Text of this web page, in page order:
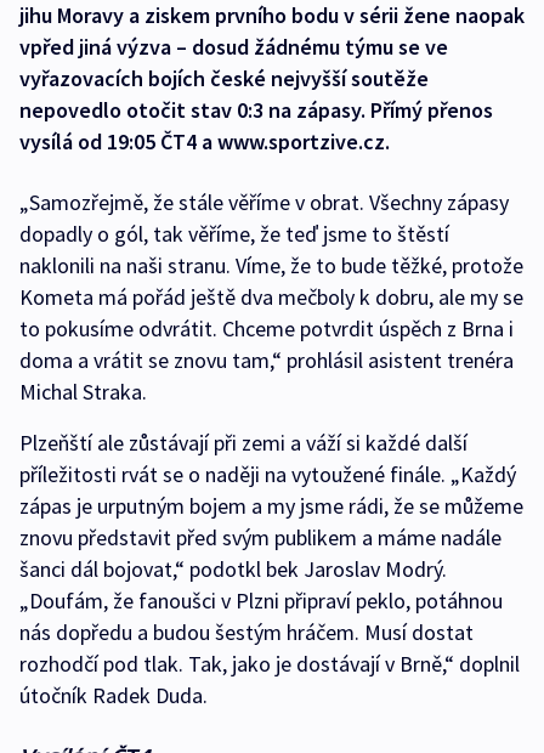
jihu Moravy a ziskem prvního bodu v sérii žene naopak
vpřed jiná výzva – dosud žádnému týmu se ve
vyřazovacích bojích české nejvyšší soutěže
nepovedlo otočit stav 0:3 na zápasy. Přímý přenos
vysílá od 19:05 ČT4 a www.sportzive.cz.
„Samozřejmě, že stále věříme v obrat. Všechny zápasy
dopadly o gól, tak věříme, že teď jsme to štěstí
naklonili na naši stranu. Víme, že to bude těžké, protože
Kometa má pořád ještě dva mečboly k dobru, ale my se
to pokusíme odvrátit. Chceme potvrdit úspěch z Brna i
doma a vrátit se znovu tam,“ prohlásil asistent trenéra
Michal Straka.
Plzeňští ale zůstávají při zemi a váží si každé další
příležitosti rvát se o naději na vytoužené finále. „Každý
zápas je urputným bojem a my jsme rádi, že se můžeme
znovu představit před svým publikem a máme nadále
šanci dál bojovat,“ podotkl bek Jaroslav Modrý.
„Doufám, že fanoušci v Plzni připraví peklo, potáhnou
nás dopředu a budou šestým hráčem. Musí dostat
rozhodčí pod tlak. Tak, jako je dostávají v Brně,“ doplnil
útočník Radek Duda.